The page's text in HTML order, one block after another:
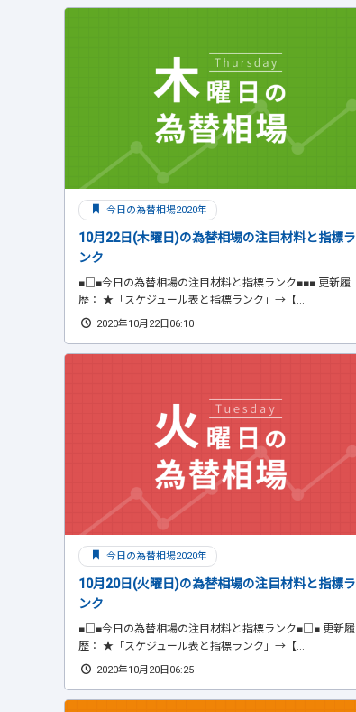
今日の為替相場2020年
10月22日(木曜日)の為替相場の注目材料と指標ラ
ンク
■□■今日の為替相場の注目材料と指標ランク■■■ 更新履
歴： ★「スケジュール表と指標ランク」→【...
2020年10月22日06:10
今日の為替相場2020年
10月20日(火曜日)の為替相場の注目材料と指標ラ
ンク
■□■今日の為替相場の注目材料と指標ランク■□■ 更新履
歴： ★「スケジュール表と指標ランク」→【...
2020年10月20日06:25